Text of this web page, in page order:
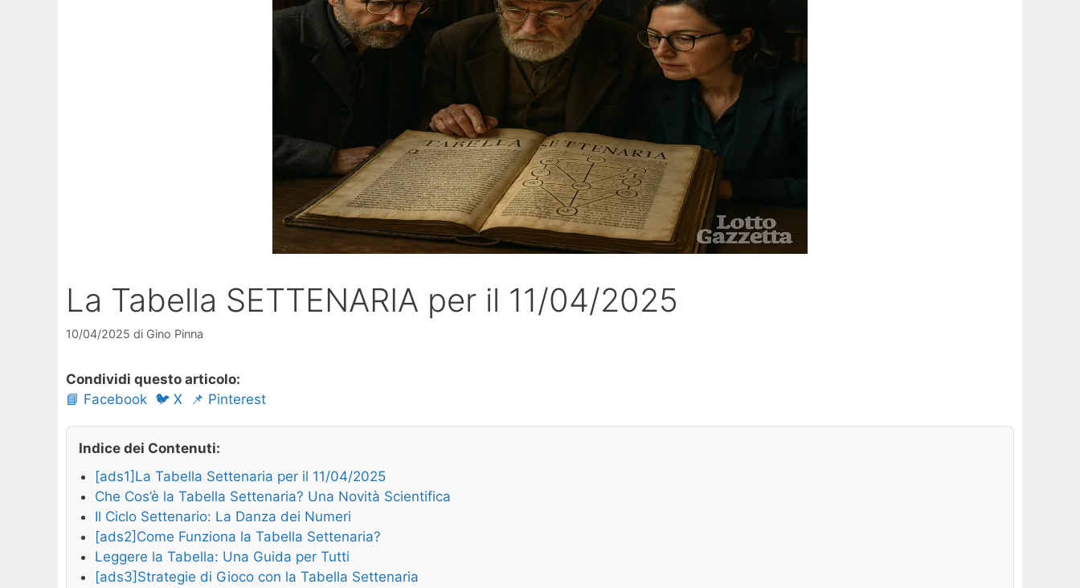
La Tabella SETTENARIA per il 11/04/2025
10/04/2025 di Gino Pinna
Condividi questo articolo:
📘 Facebook 🐦 X 📌 Pinterest
Indice dei Contenuti:
[ads1]La Tabella Settenaria per il 11/04/2025
Che Cos’è la Tabella Settenaria? Una Novità Scientifica
Il Ciclo Settenario: La Danza dei Numeri
[ads2]Come Funziona la Tabella Settenaria?
Leggere la Tabella: Una Guida per Tutti
[ads3]Strategie di Gioco con la Tabella Settenaria